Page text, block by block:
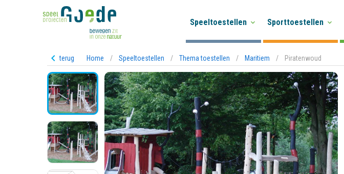
Speeltoestellen Sporttoestellen
terug Home / Speeltoestellen / Thema toestellen / Maritiem / Piratenwoud